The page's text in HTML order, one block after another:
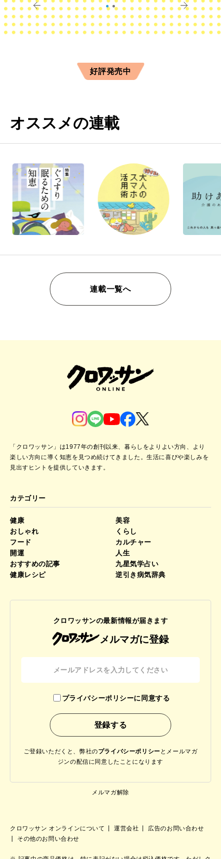
好評発売中
オススメの連載
連載一覧へ
「クロワッサン」は1977年の創刊以来、暮らしをよりよい方向、より
楽しい方向に導く知恵を見つめ続けてきました。生活に喜びや楽しみを
見出すヒントを提供していきます。
カテゴリー
健康
美容
おしゃれ
くらし
フード
カルチャー
開運
人生
おすすめの記事
九星気学占い
健康レシピ
逆引き病気辞典
クロワッサンの最新情報が届きます
メルマガに登録
プライバシーポリシーに同意する
ご登録いただくと、弊社のプライバシーポリシー と メールマガ
ジンの配信に同意したことになります
メルマガ解除
クロワッサン オンラインについて 運営会社
広告のお問い合わせ
その他のお問い合わせ